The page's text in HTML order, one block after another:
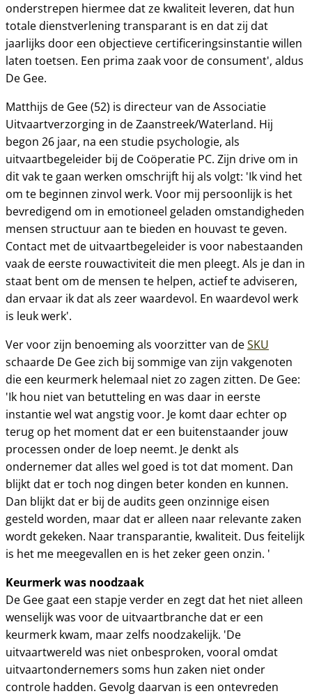
onderstrepen hiermee dat ze kwaliteit leveren, dat hun
totale dienstverlening transparant is en dat zij dat
jaarlijks door een objectieve certificeringsinstantie willen
laten toetsen. Een prima zaak voor de consument', aldus
De Gee.
Matthijs de Gee (52) is directeur van de Associatie
Uitvaartverzorging in de Zaanstreek/Waterland. Hij
begon 26 jaar, na een studie psychologie, als
uitvaartbegeleider bij de Coöperatie PC. Zijn drive om in
dit vak te gaan werken omschrijft hij als volgt: 'Ik vind het
om te beginnen zinvol werk. Voor mij persoonlijk is het
bevredigend om in emotioneel geladen omstandigheden
mensen structuur aan te bieden en houvast te geven.
Contact met de uitvaartbegeleider is voor nabestaanden
vaak de eerste rouwactiviteit die men pleegt. Als je dan in
staat bent om de mensen te helpen, actief te adviseren,
dan ervaar ik dat als zeer waardevol. En waardevol werk
is leuk werk'.
Ver voor zijn benoeming als voorzitter van deSKU
schaarde De Gee zich bij sommige van zijn vakgenoten
die een keurmerk helemaal niet zo zagen zitten. De Gee:
'Ik hou niet van betutteling en was daar in eerste
instantie wel wat angstig voor. Je komt daar echter op
terug op het moment dat er een buitenstaander jouw
processen onder de loep neemt. Je denkt als
ondernemer dat alles wel goed is tot dat moment. Dan
blijkt dat er toch nog dingen beter konden en kunnen.
Dan blijkt dat er bij de audits geen onzinnige eisen
gesteld worden, maar dat er alleen naar relevante zaken
wordt gekeken. Naar transparantie, kwaliteit. Dus feitelijk
is het me meegevallen en is het zeker geen onzin. '
Keurmerk was noodzaak
De Gee gaat een stapje verder en zegt dat het niet alleen
wenselijk was voor de uitvaartbranche dat er een
keurmerk kwam, maar zelfs noodzakelijk. 'De
uitvaartwereld was niet onbesproken, vooral omdat
uitvaartondernemers soms hun zaken niet onder
controle hadden. Gevolg daarvan is een ontevreden